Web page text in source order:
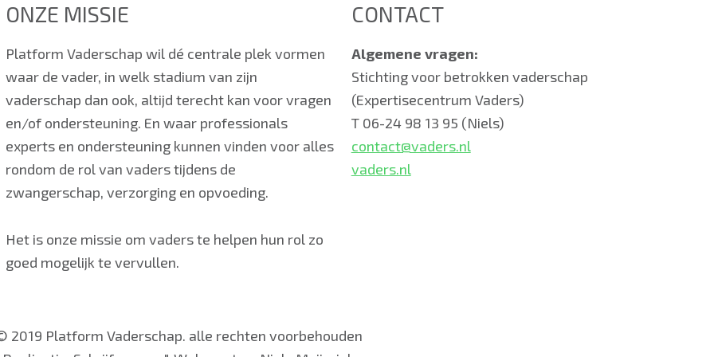
ONZE MISSIE
Platform Vaderschap wil dé centrale plek vormen
waar de vader, in welk stadium van zijn
vaderschap dan ook, altijd terecht kan voor vragen
en/of ondersteuning. En waar professionals
experts en ondersteuning kunnen vinden voor alles
rondom de rol van vaders tijdens de
zwangerschap, verzorging en opvoeding.
Het is onze missie om vaders te helpen hun rol zo
goed mogelijk te vervullen.
CONTACT
Algemene vragen:
Stichting voor betrokken vaderschap
(Expertisecentrum Vaders)
T 06-24 98 13 95 (Niels)
contact@vaders.nl
vaders.nl
2019 Platform Vaderschap. alle rechten voorbehouden